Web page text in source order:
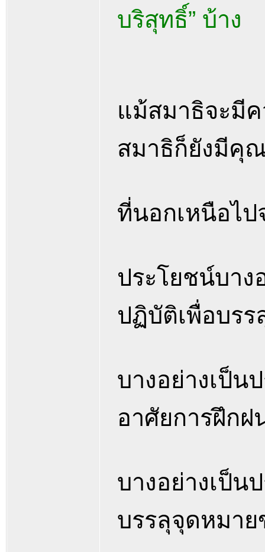
บริสุทธิ์” บ้าง
แม้สมาธิจะมี
สมาธิก็ยังมีคุ
ที่นอกเหนือไ
ประโยชน์บาง
ปฏิบัติเพื่อบร
บางอย่างเป็น
อาศัยการฝึกฝ
บางอย่างเป็น
บรรลุจุดหมาย